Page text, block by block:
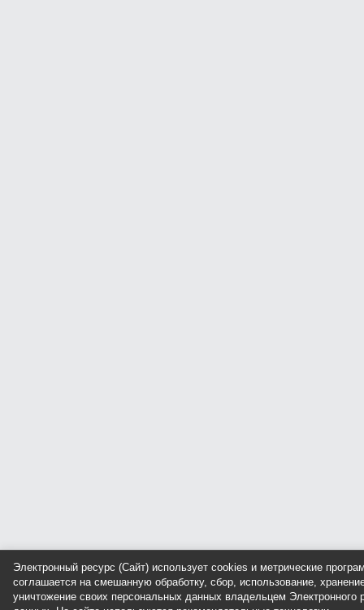
Электронный ресурс (Сайт) использует cookies и метрические
соглашается на смешанную обработку, сбор, использование,
уничтожение своих персональных данных владельцем Электронного